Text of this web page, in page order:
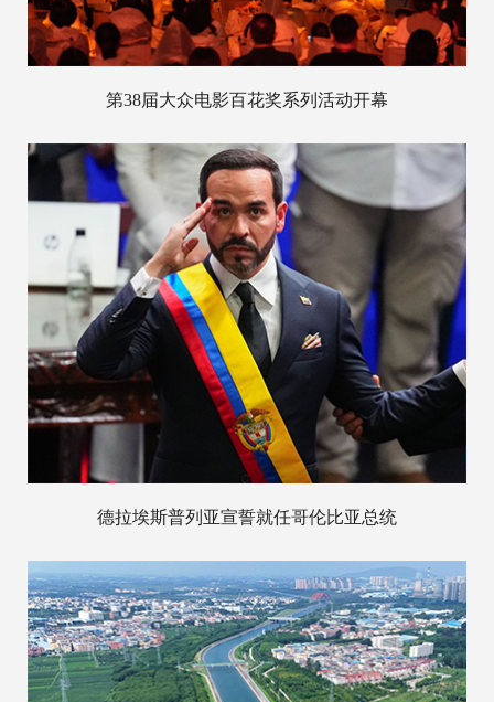
第38届大众电影百花奖系列活动开幕
德拉埃斯普列亚宣誓就任哥伦比亚总统